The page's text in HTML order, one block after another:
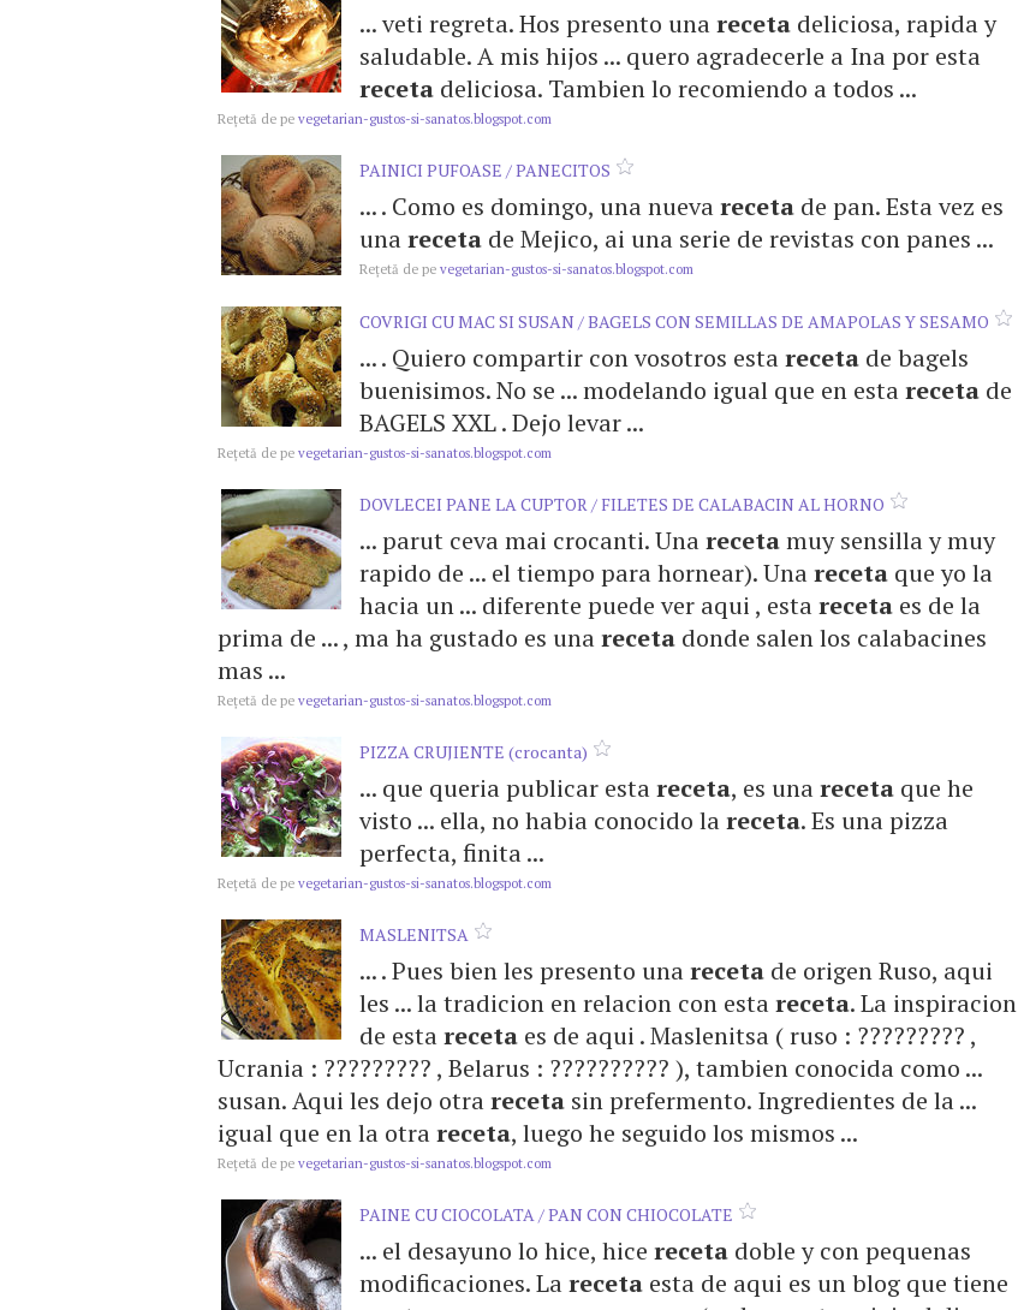
... veti regreta. Hos presento unareceta deliciosa, rapida y
saludable. A mis hijos ... quero agradecerle a Ina por esta
receta deliciosa. Tambien lo recomiendo a todos ...
Reţetă de pe vegetarian-gustos-si-sanatos.blogspot.com
PAINICI PUFOASE / PANECITOS
... . Como es domingo, una nuevareceta de pan. Esta vez es
unareceta de Mejico, ai una serie de revistas con panes ...
Reţetă de pe vegetarian-gustos-si-sanatos.blogspot.com
COVRIGI CU MAC SI SUSAN / BAGELS CON SEMILLAS DE AMAPOLAS Y SESAMO
... . Quiero compartir con vosotros estareceta de bagels
buenisimos. No se ... modelando igual que en estareceta de
BAGELS XXL . Dejo levar ...
Reţetă de pe vegetarian-gustos-si-sanatos.blogspot.com
DOVLECEI PANE LA CUPTOR / FILETES DE CALABACIN AL HORNO
... parut ceva mai crocanti. Unarecetamuy sensilla y muy
rapido de ... el tiempo para hornear). Unareceta que yo la
hacia un ... diferente puede ver aqui , estareceta es de la
prima de ... , ma ha gustado es unareceta donde salen los calabacines
mas ...
Reţetă de pe vegetarian-gustos-si-sanatos.blogspot.com
PIZZA CRUJIENTE (crocanta)
... que queria publicar estareceta, es unareceta que he
visto ... ella, no habia conocido lareceta. Es una pizza
perfecta, finita ...
Reţetă de pe vegetarian-gustos-si-sanatos.blogspot.com
MASLENITSA
... . Pues bien les presento unareceta de origen Ruso, aqui
les ... la tradicion en relacion con estareceta. La inspiracion
de estareceta es de aqui . Maslenitsa ( ruso : ????????? ,
Ucrania : ????????? , Belarus : ?????????? ), tambien conocida como ...
susan. Aqui les dejo otrareceta sin prefermento. Ingredientes de la ...
igual que en la otrareceta, luego he seguido los mismos ...
Reţetă de pe vegetarian-gustos-si-sanatos.blogspot.com
PAINE CU CIOCOLATA / PAN CON CHIOCOLATE
... el desayuno lo hice, hice receta doble y con pequenas
modificaciones. Lareceta esta de aqui es un blog que tiene